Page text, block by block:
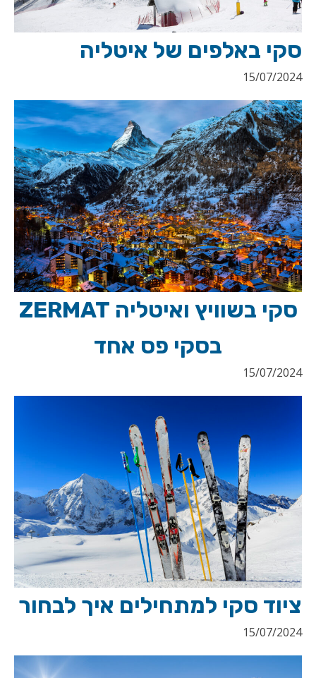
סקי באלפים של איטליה
15/07/2024
סקי בשוויץ ואיטליה ZERMAT
בסקי פס אחד
15/07/2024
ציוד סקי למתחילים איך לבחור
15/07/2024